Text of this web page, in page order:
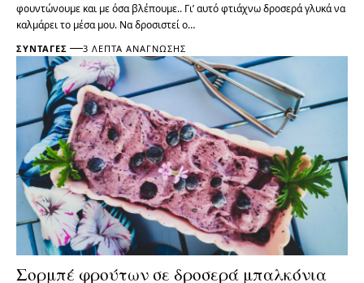
φουντώνουμε και με όσα βλέπουμε.. Γι’ αυτό φτιάχνω δροσερά γλυκά να
καλμάρει το μέσα μου. Να δροσιστεί ο…
ΣΥΝΤΑΓΈΣ 3 ΛΕΠΤΆ ΑΝΆΓΝΩΣΗΣ
Σορμπέ φρούτων σε δροσερά μπαλκόνια